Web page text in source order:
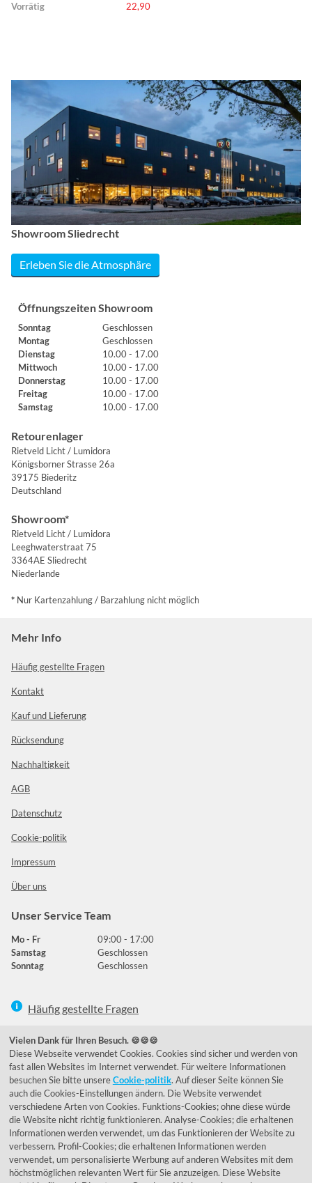
Vorrätig
22,90
Showroom Sliedrecht
Erleben Sie die Atmosphäre
Öffnungszeiten Showroom
Sonntag
Geschlossen
Montag
Geschlossen
Dienstag
10.00 - 17.00
Mittwoch
10.00 - 17.00
Donnerstag
10.00 - 17.00
Freitag
10.00 - 17.00
Samstag
10.00 - 17.00
Retourenlager
Rietveld Licht / Lumidora
Königsborner Strasse 26a
39175 Biederitz
Deutschland
Showroom*
Rietveld Licht / Lumidora
Leeghwaterstraat 75
3364AE Sliedrecht
Niederlande
* Nur Kartenzahlung / Barzahlung nicht möglich
Mehr Info
Häufig gestellte Fragen
Kontakt
Kauf und Lieferung
Rücksendung
Nachhaltigkeit
AGB
Datenschutz
Cookie-politik
Impressum
Über uns
Unser Service Team
Mo - Fr
09:00 - 17:00
Samstag
Geschlossen
Sonntag
Geschlossen
Häufig gestellte Fragen
039292 - 678215
de@lumidora.com
FacebookInstagram
Kundenmeinungen
Exzellent - eKomi.de
Vielen Dank für Ihren Besuch. 🍪🍪🍪
Diese Webseite verwendet Cookies. Cookies sind sicher und werden von
fast allen Websites im Internet verwendet. Für weitere Informationen
besuchen Sie bitte unsereCookie-politik. Auf dieser Seite können Sie
auch die Cookies-Einstellungen ändern. Die Website verwendet
verschiedene Arten von Cookies. Funktions-Cookies; ohne diese würde
die Website nicht richtig funktionieren. Analyse-Cookies; die erhaltenen
Informationen werden verwendet, um das Funktionieren der Website zu
verbessern. Profil-Cookies; die erhaltenen Informationen werden
verwendet, um personalisierte Werbung auf anderen Websites mit dem
höchstmöglichen relevanten Wert für Sie anzuzeigen. Diese Website